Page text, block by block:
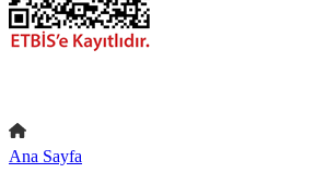
Ana Sayfa